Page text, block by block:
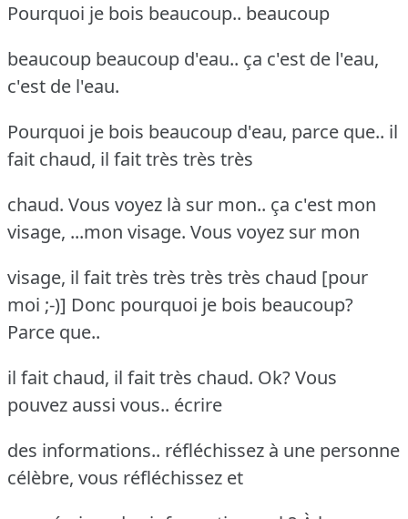
Pourquoi je bois beaucoup.. beaucoup
beaucoup beaucoup d'eau.. ça c'est de l'eau,
c'est de l'eau.
Pourquoi je bois beaucoup d'eau, parce que.. il
fait chaud, il fait très très très
chaud. Vous voyez là sur mon.. ça c'est mon
visage, ...mon visage. Vous voyez sur mon
visage, il fait très très très très chaud [pour
moi ;-)] Donc pourquoi je bois beaucoup?
Parce que..
il fait chaud, il fait très chaud. Ok? Vous
pouvez aussi vous.. écrire
des informations.. réfléchissez à une personne
célèbre, vous réfléchissez et